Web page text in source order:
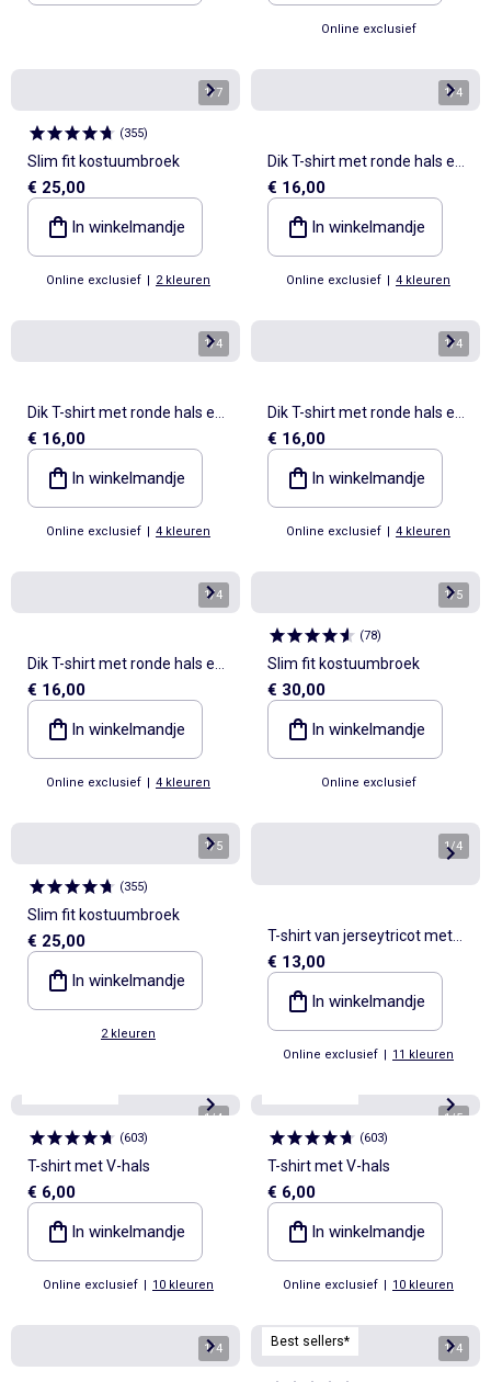
Online exclusief
1/7
(355)
Slim fit kostuumbroek
€ 25,00
In winkelmandje
Online exclusief | 2 kleuren
1/4
Dik T-shirt met ronde hals en
lange mouwen
€ 16,00
In winkelmandje
Online exclusief | 4 kleuren
1/4
Dik T-shirt met ronde hals en
lange mouwen
€ 16,00
In winkelmandje
Online exclusief | 4 kleuren
1/4
Dik T-shirt met ronde hals en
lange mouwen
€ 16,00
In winkelmandje
Online exclusief | 4 kleuren
1/4
Dik T-shirt met ronde hals en
lange mouwen
€ 16,00
In winkelmandje
Online exclusief | 4 kleuren
1/5
(78)
Slim fit kostuumbroek
€ 30,00
In winkelmandje
Online exclusief
1/5
(355)
Slim fit kostuumbroek
€ 25,00
In winkelmandje
2 kleuren
1/4
T-shirt van jerseytricot met
tunisische kraag en korte
mouwen
€ 13,00
In winkelmandje
Online exclusief | 11 kleuren
1/4
(603)
T-shirt met V-hals
€ 6,00
In winkelmandje
Online exclusief | 10 kleuren
Personaliseerbaar
1/5
(603)
T-shirt met V-hals
€ 6,00
In winkelmandje
Online exclusief | 10 kleuren
1/4 Best sellers* 1/4